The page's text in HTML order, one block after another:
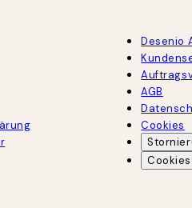
Desenio
AGB
Cookies